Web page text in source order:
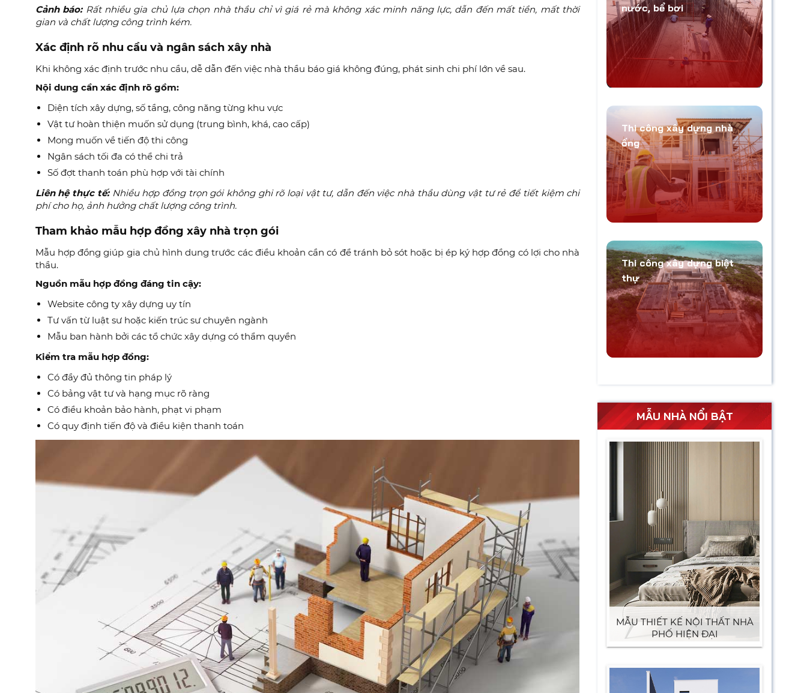
Cảnh báo: Rất nhiều gia chủ lựa chọn nhà thầu chỉ vì giá rẻ mà không xác minh năng lực, dẫn đến mất tiền, mất thời
gian và chất lượng công trình kém.
Xác định rõ nhu cầu và ngân sách xây nhà
Khi không xác định trước nhu cầu, dễ dẫn đến việc nhà thầu báo giá không đúng, phát sinh chi phí lớn về sau.
Nội dung cần xác định rõ gồm:
Diện tích xây dựng, số tầng, công năng từng khu vực
Vật tư hoàn thiện muốn sử dụng (trung bình, khá, cao cấp)
Mong muốn về tiến độ thi công
Ngân sách tối đa có thể chi trả
Số đợt thanh toán phù hợp với tài chính
Liên hệ thực tế:Nhiều hợp đồng trọn gói không ghi rõ loại vật tư, dẫn đến việc nhà thầu dùng vật tư rẻ để tiết kiệm chi
phí cho họ, ảnh hưởng chất lượng công trình.
Tham khảo mẫu hợp đồng xây nhà trọn gói
Mẫu hợp đồng giúp gia chủ hình dung trước các điều khoản cần có để tránh bỏ sót hoặc bị ép ký hợp đồng có lợi cho nhà
thầu.
Nguồn mẫu hợp đồng đáng tin cậy:
Website công ty xây dựng uy tín
Tư vấn từ luật sư hoặc kiến trúc sư chuyên ngành
Mẫu ban hành bởi các tổ chức xây dựng có thẩm quyền
Kiểm tra mẫu hợp đồng:
Có đầy đủ thông tin pháp lý
Có bảng vật tư và hạng mục rõ ràng
Có điều khoản bảo hành, phạt vi phạm
Có quy định tiến độ và điều kiện thanh toán
nước, bể bơi
Thi công xây dựng nhà
ống
Thi công xây dựng biệt
thự
MẪU NHÀ NỔI BẬT
MẪU THIẾT KẾ NỘI THẤT NHÀ
PHỐ HIỆN ĐẠI